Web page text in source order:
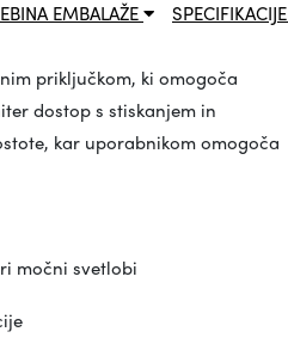
SPECIFIKACIJE
EMBALAŽE
priključkom, ki omogoča
dostop s stiskanjem in
kar uporabnikom omogoča
močni svetlobi